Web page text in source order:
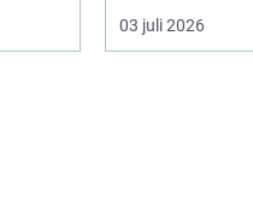
Från att ha varit
starkt ...
03 juli 2026